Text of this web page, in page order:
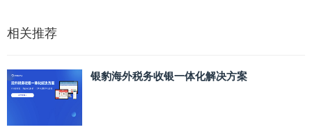
相关推荐
银豹海外税务收银一体化解决方案